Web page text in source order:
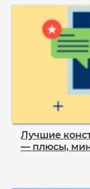
Лучшие
— плюсы,